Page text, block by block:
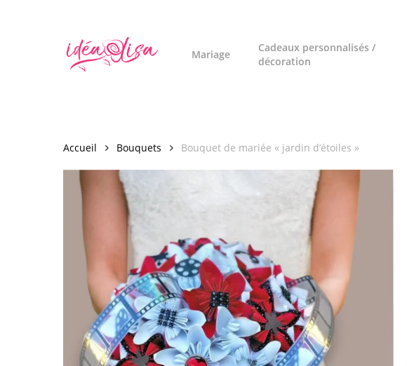
Mariage
Cadeaux personnalisés /
décoration
Accueil Bouquets Bouquet de mariée « jardin d’étoiles »